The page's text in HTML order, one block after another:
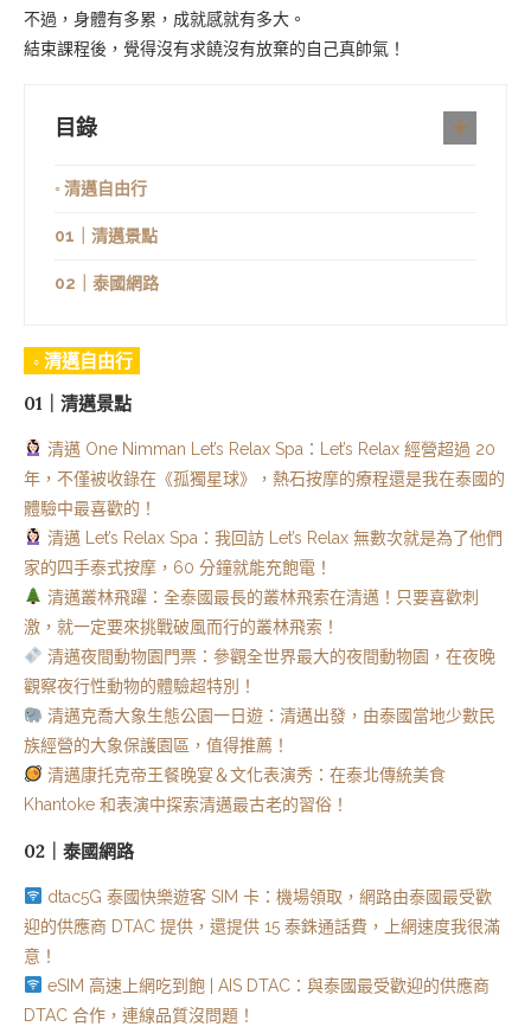
不過，身體有多累，成就感就有多大。
結束課程後，覺得沒有求饒沒有放棄的自己真帥氣！
目錄
◦ 清邁自由行
01｜清邁景點
02｜泰國網路
◦ 清邁自由行
01｜清邁景點
清邁 One Nimman Let’s Relax Spa：Let’s Relax 經營超過 20
年，不僅被收錄在《孤獨星球》，熱石按摩的療程還是我在泰國的
體驗中最喜歡的！
清邁 Let’s Relax Spa：我回訪 Let’s Relax 無數次就是為了他們
家的四手泰式按摩，60 分鐘就能充飽電！
清邁叢林飛躍：全泰國最長的叢林飛索在清邁！只要喜歡刺
激，就一定要來挑戰破風而行的叢林飛索！
清邁夜間動物園門票：參觀全世界最大的夜間動物園，在夜晚
觀察夜行性動物的體驗超特別！
清邁克喬大象生態公園一日遊：清邁出發，由泰國當地少數民
族經營的大象保護園區，值得推薦！
清邁康托克帝王餐晚宴＆文化表演秀：在泰北傳統美食
Khantoke 和表演中探索清邁最古老的習俗！
02｜泰國網路
dtac5G 泰國快樂遊客 SIM 卡：機場領取，網路由泰國最受歡
迎的供應商 DTAC 提供，還提供 15 泰銖通話費，上網速度我很滿
意！
eSIM 高速上網吃到飽 | AIS DTAC：與泰國最受歡迎的供應商
DTAC 合作，連線品質沒問題！